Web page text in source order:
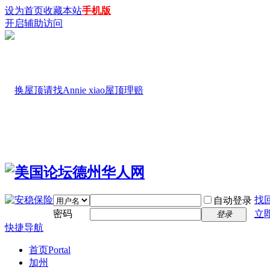
设为首页收藏本站手机版
开启辅助访问
自动登录 找
密码
登录
立
快捷导航
首页Portal
加州